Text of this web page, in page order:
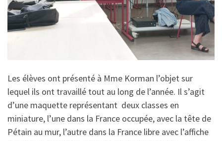
Les élèves ont présenté à Mme Korman l’objet sur
lequel ils ont travaillé tout au long de l’année. Il s’agit
d’une maquette représentant deux classes en
miniature, l’une dans la France occupée, avec la tête de
Pétain au mur, l’autre dans la France libre avec l’affiche